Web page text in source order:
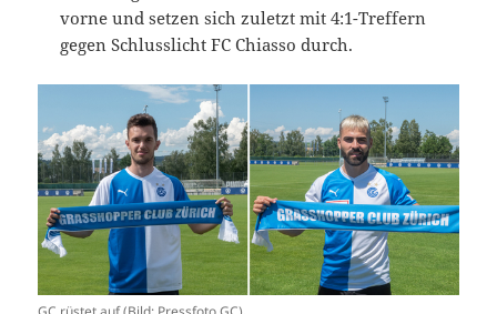
vorne und setzen sich zuletzt mit 4:1-Treffern
gegen Schlusslicht FC Chiasso durch.